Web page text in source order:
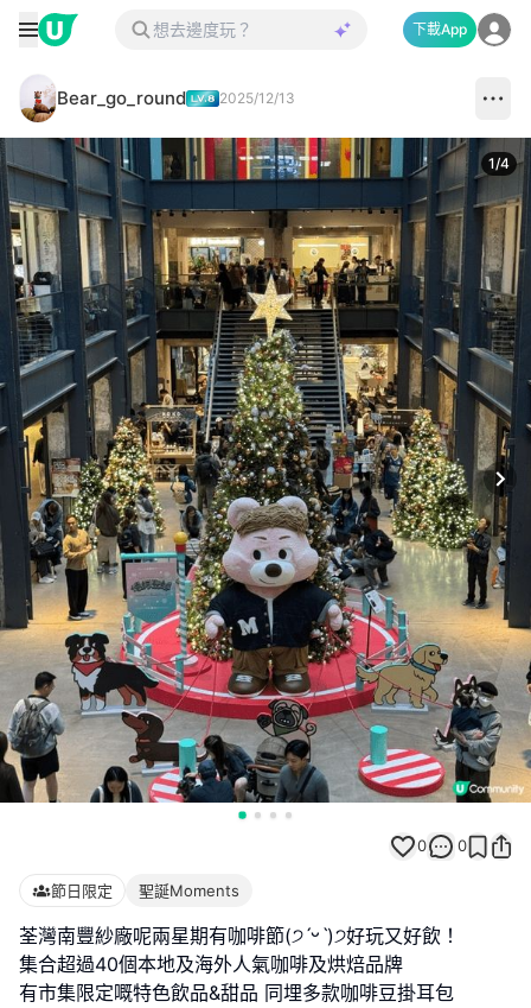
下載App
Bear_go_round 2025/12/13
1/4
0 0
節日限定 聖誕Moments
荃灣南豐紗廠呢兩星期有咖啡節(੭ˊᵕˋ)੭好玩又好飲！
集合超過40個本地及海外人氣咖啡及烘焙品牌
有市集限定嘅特色飲品&甜品 同埋多款咖啡豆掛耳包